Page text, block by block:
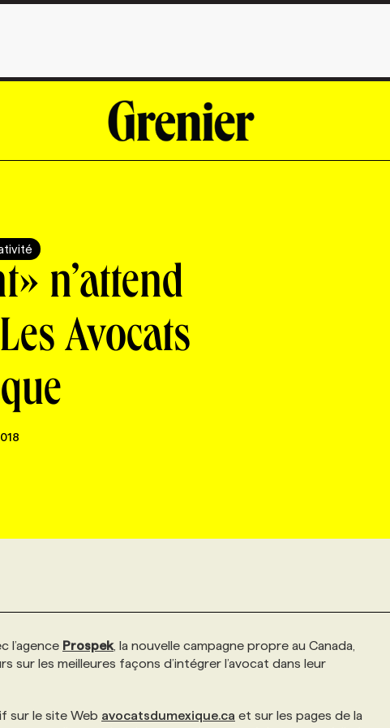
n’attend
Avocats
l’agence Prospek, la nouvelle campagne propre au Canada,
sur les meilleures façons d’intégrer l’avocat dans leur
sur le site Web avocatsdumexique.ca et sur les pages de la